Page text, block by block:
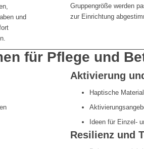
und
Gruppengröße werden
zur Einrichtung
für Pflege und
Aktivierung
Haptische
Ideen für Einzel-
Resilienz und